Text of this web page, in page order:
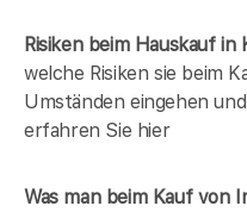
Risiken beim Hauskaufin
welche Risiken sie beim
Umständen eingehen
erfahren Sie hier
Was man beim Kauf von